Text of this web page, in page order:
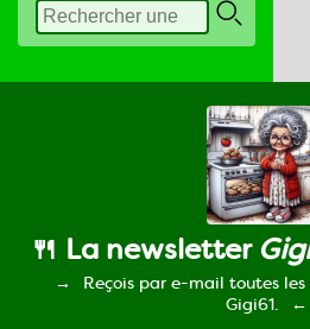
🍴 La newsletter
Reçois par e-mail toutes
Gigi61.